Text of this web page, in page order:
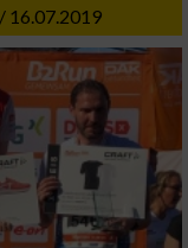
16.07.2019